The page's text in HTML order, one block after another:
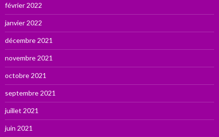
février 2022
janvier 2022
décembre 2021
novembre 2021
octobre 2021
septembre 2021
juillet 2021
juin 2021